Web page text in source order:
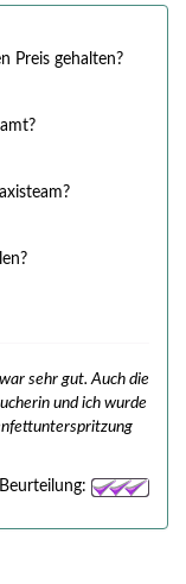
Preis gehalten?
sehr gut. Auch die
und ich wurde